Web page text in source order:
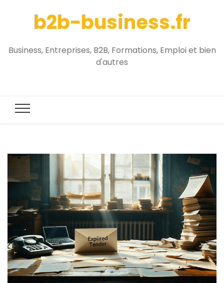
b2b-business.fr
Business, Entreprises, B2B, Formations, Emploi et bien
d'autres